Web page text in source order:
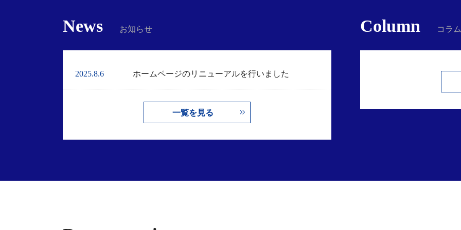
News お知らせ
2025.8.6 ホームページのリニューアルを行いました
一覧を見る
Column コラム